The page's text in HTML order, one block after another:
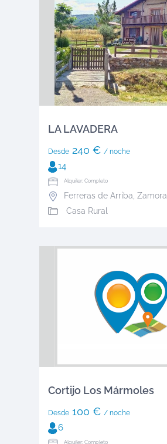
LA LAVADERA
Desde240 € / noche
14
Alquiler: Completo
Ferreras de Arriba, Zamora
Casa Rural
Cortijo Los Mármoles
Desde100 € / noche
6
Alquiler: Completo